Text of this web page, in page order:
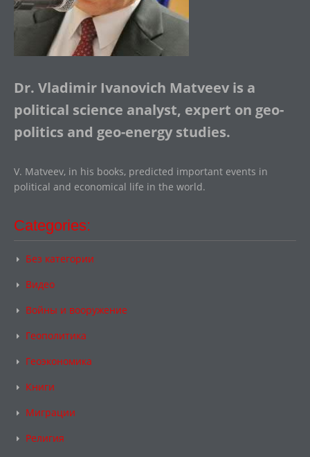
Dr. Vladimir Ivanovich Matveev is a
political science analyst, expert on geo-
politics and geo-energy studies.
V. Matveev, in his books, predicted important events in
political and economical life in the world.
Categories:
Без категории
Видео
Войны и вооружение
Геополитика
Геоэкономика
Книги
Миграции
Религия